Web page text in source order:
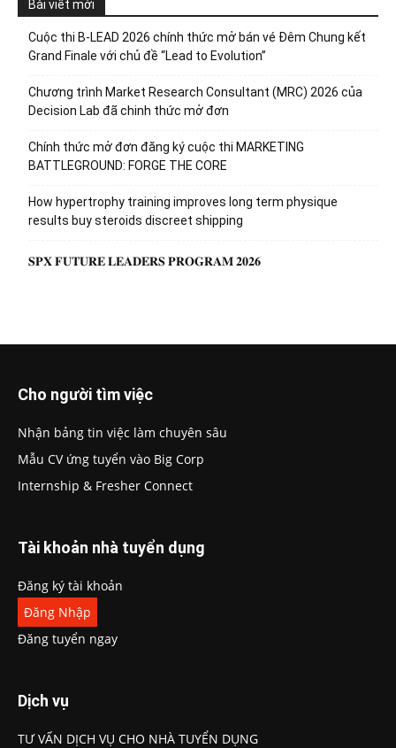
Bài viết mới
Cuộc thi B-LEAD 2026 chính thức mở bán vé Đêm Chung kết
Grand Finale với chủ đề “Lead to Evolution”
Chương trình Market Research Consultant (MRC) 2026 của
Decision Lab đã chinh thức mở đơn
Chính thức mở đơn đăng ký cuộc thi MARKETING
BATTLEGROUND: FORGE THE CORE
How hypertrophy training improves long term physique
results buy steroids discreet shipping
𝐒𝐏𝐗 𝐅𝐔𝐓𝐔𝐑𝐄 𝐋𝐄𝐀𝐃𝐄𝐑𝐒 𝐏𝐑𝐎𝐆𝐑𝐀𝐌 𝟐𝟎𝟐𝟔
Cho người tìm việc
Nhận bảng tin việc làm chuyên sâu
Mẫu CV ứng tuyển vào Big Corp
Internship & Fresher Connect
Tài khoản nhà tuyển dụng
Đăng ký tài khoản
Đăng Nhập
Đăng tuyển ngay
Dịch vụ
TƯ VẤN DỊCH VỤ CHO NHÀ TUYỂN DỤNG